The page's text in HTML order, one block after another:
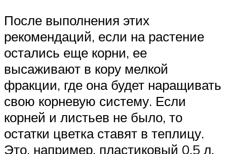
После выполнения этих
рекомендаций, если на растение
остались еще корни, ее
высаживают в кору мелкой
фракции, где она будет наращивать
свою корневую систему. Если
корней и листьев не было, то
остатки цветка ставят в теплицу.
Это, например, пластиковый 0,5 л.